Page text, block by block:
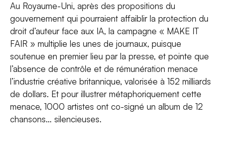
Au Royaume-Uni, après des propositions du
gouvernement qui pourraient affaiblir la protection du
droit d’auteur face aux IA, la campagne « MAKE IT
FAIR » multiplie les unes de journaux, puisque
soutenue en premier lieu par la presse, et pointe que
l’absence de contrôle et de rémunération menace
l’industrie créative britannique, valorisée à 152 milliards
de dollars. Et pour illustrer métaphoriquement cette
menace, 1000 artistes ont co-signé un album de 12
chansons… silencieuses.